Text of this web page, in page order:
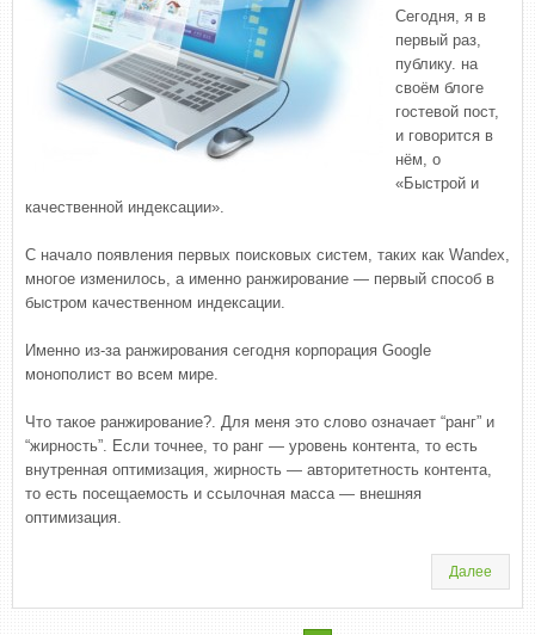
Сегодня, я в
первый раз,
публику. на
своём блоге
гостевой пост,
и говорится в
нём, о
«Быстрой и
качественной индексации».
С начало появления первых поисковых систем, таких как Wandex,
многое изменилось, а именно ранжирование — первый способ в
быстром качественном индексации.
Именно из-за ранжирования сегодня корпорация Google
монополист во всем мире.
Что такое ранжирование?. Для меня это слово означает “ранг” и
“жирность”. Если точнее, то ранг — уровень контента, то есть
внутренная оптимизация, жирность — авторитетность контента,
то есть посещаемость и ссылочная масса — внешняя
оптимизация.
Далее